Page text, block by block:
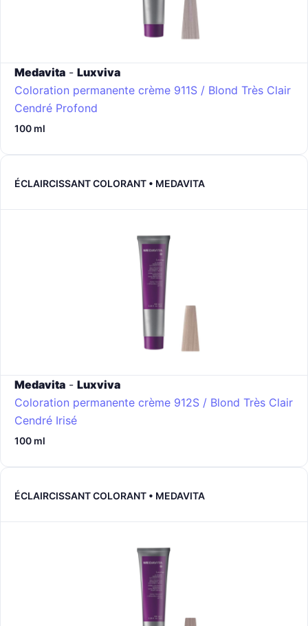
Medavita - Luxviva
Coloration permanente crème 911S / Blond Très Clair
Cendré Profond
100 ml
ÉCLAIRCISSANT COLORANT • MEDAVITA
Medavita - Luxviva
Coloration permanente crème 912S / Blond Très Clair
Cendré Irisé
100 ml
ÉCLAIRCISSANT COLORANT • MEDAVITA